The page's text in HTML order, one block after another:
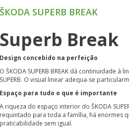
ŠKODA SUPERB BREAK
Superb Break
Design concebido na perfeição
O ŠKODA SUPERB BREAK dá continuidade
SUPERB. O visual linear adequa-se
Espaço para tudo o que é importante
A riqueza do espaço interior do ŠKODA
requintado para toda a família, há enormes
praticabilidade sem igual.